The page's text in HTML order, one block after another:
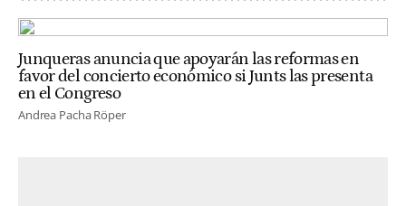
Junqueras anuncia que apoyarán las reformas en
favor del concierto económico si Junts las presenta
en el Congreso
Andrea Pacha Röper